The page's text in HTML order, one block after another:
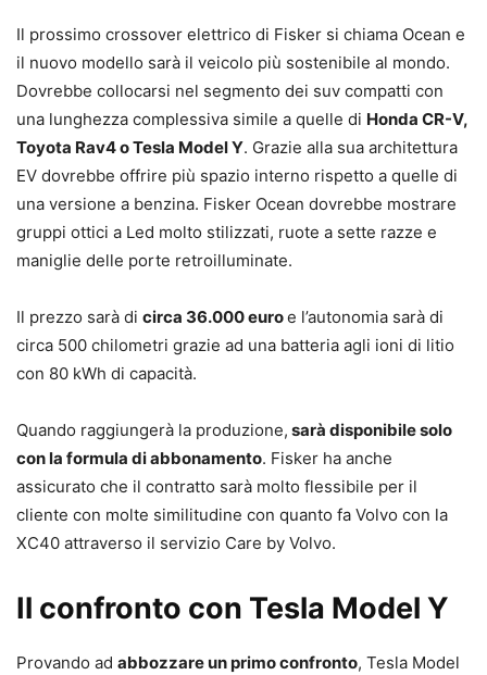
Il prossimo crossover elettrico di Fisker si chiama Ocean e
il nuovo modello sarà il veicolo più sostenibile al mondo.
Dovrebbe collocarsi nel segmento dei suv compatti con
una lunghezza complessiva simile a quelle di Honda CR-V,
Toyota Rav4 o Tesla Model Y. Grazie alla sua architettura
EV dovrebbe offrire più spazio interno rispetto a quelle di
una versione a benzina. Fisker Ocean dovrebbe mostrare
gruppi ottici a Led molto stilizzati, ruote a sette razze e
maniglie delle porte retroilluminate.
Il prezzo sarà di circa 36.000 euroe l’autonomia sarà di
circa 500 chilometri grazie ad una batteria agli ioni di litio
con 80 kWh di capacità.
Quando raggiungerà la produzione, sarà disponibile solo
con la formula di abbonamento. Fisker ha anche
assicurato che il contratto sarà molto flessibile per il
cliente con molte similitudine con quanto fa Volvo con la
XC40 attraverso il servizio Care by Volvo.
Il confronto con Tesla Model Y
Provando ad abbozzare un primo confronto, Tesla Model